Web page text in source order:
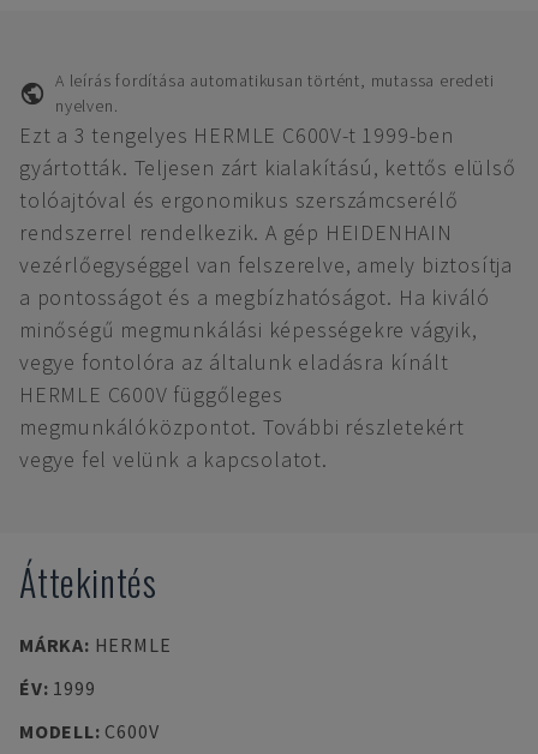
A leírás fordítása automatikusan történt, mutassa eredeti
nyelven.
Ezt a 3 tengelyes HERMLE C600V-t 1999-ben
gyártották. Teljesen zárt kialakítású, kettős elülső
tolóajtóval és ergonomikus szerszámcserélő
rendszerrel rendelkezik. A gép HEIDENHAIN
vezérlőegységgel van felszerelve, amely biztosítja
a pontosságot és a megbízhatóságot. Ha kiváló
minőségű megmunkálási képességekre vágyik,
vegye fontolóra az általunk eladásra kínált
HERMLE C600V függőleges
megmunkálóközpontot. További részletekért
vegye fel velünk a kapcsolatot.
Áttekintés
MÁRKA: HERMLE
ÉV: 1999
MODELL: C600V